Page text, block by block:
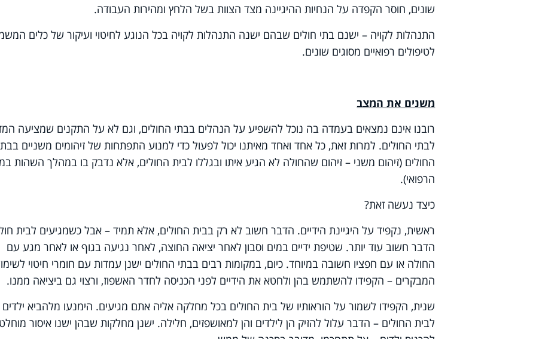
שונים, חוסר הקפדה על הנחיות ההיגיינה מצד הצוות בשל הלחץ ומהירות העבודה.
התנהלות לקויה – ישנם בתי חולים שבהם ישנה התנהלות לקויה בכל הנוגע לחיטוי ועיקור של כלים
לטיפולים רפואיים מסוגים שונים.
משנים את המצב
רובנו אינם נמצאים בעמדה בה נוכל להשפיע על הנהלים בבתי החולים, וגם לא על התקנים שמציעה
לבתי החולים. למרות זאת, כל אחד ואחד מאיתנו יכול לפעול כדי למנוע התפתחות של זיהומים משניים
החולים (זיהום משני – זיהום שהחולה לא הגיע איתו ובגללו לבית החולים, אלא נדבק בו במהלך השהות
הרפואי).
כיצד נעשה זאת?
ראשית, נקפיד על היגיינת הידיים. הדבר חשוב לא רק בבית החולים, אלא תמיד – אבל כשמגיעים לבית
הדבר חשוב עוד יותר. שטיפת ידיים במים וסבון לאחר יציאה החוצה, לאחר נגיעה בגוף או לאחר מגע עם
החולה או עם חפציו חשובה במיוחד. כיום, במקומות רבים בבתי החולים ישנן עמדות עם חומרי חיטוי
המבקרים – הקפידו להשתמש בהן ולחטא את הידיים לפני הכניסה לחדר האשפוז, ורצוי גם ביציאה ממנו.
שנית, הקפידו לשמור על הוראותיו של בית החולים בכל מחלקה אליה אתם מגיעים. הימנעו מלהביא ילדים
לבית החולים – הדבר עלול להזיק הן לילדים והן למאושפזים, חלילה. ישנן מחלקות שבהן ישנו איסור מוחלט